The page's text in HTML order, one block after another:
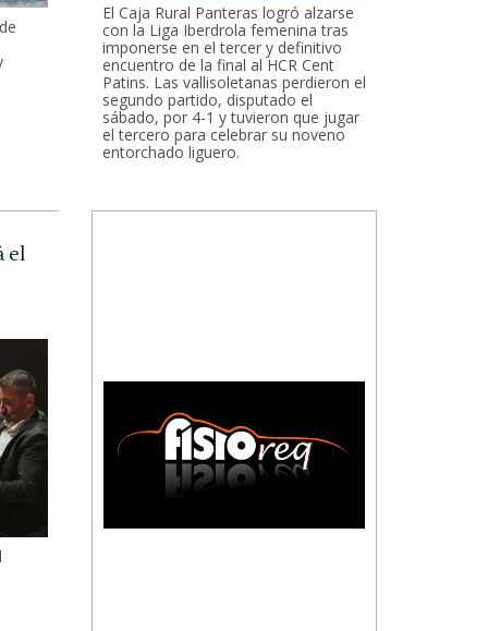
El Caja Rural Panteras logró alzarse
con la Liga Iberdrola femenina tras
imponerse en el tercer y definitivo
encuentro de la final al HCR Cent
Patins. Las vallisoletanas perdieron el
segundo partido, disputado el
sábado, por 4-1 y tuvieron que jugar
el tercero para celebrar su noveno
entorchado liguero.
el